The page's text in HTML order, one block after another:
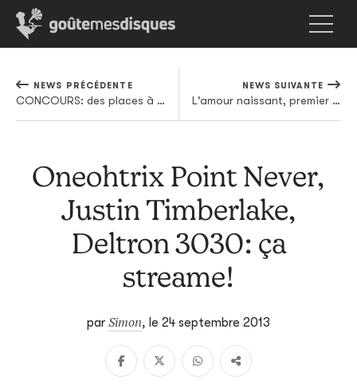
NEWS PRÉCÉDENTE
CONCOURS: des places à gagner pour le PaCRocK
NEWS SUIVANTE
L'amour naissant, premier extrait clippé du prochain Sébastien Tellier
Oneohtrix Point Never,
Justin Timberlake,
Deltron 3030: ça
streame!
par Simon, le 24 septembre 2013